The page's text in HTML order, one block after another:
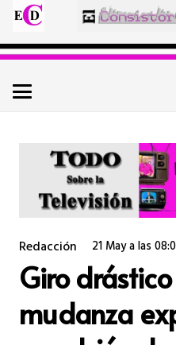
Redacción 21 May a las
Giro
mudanza